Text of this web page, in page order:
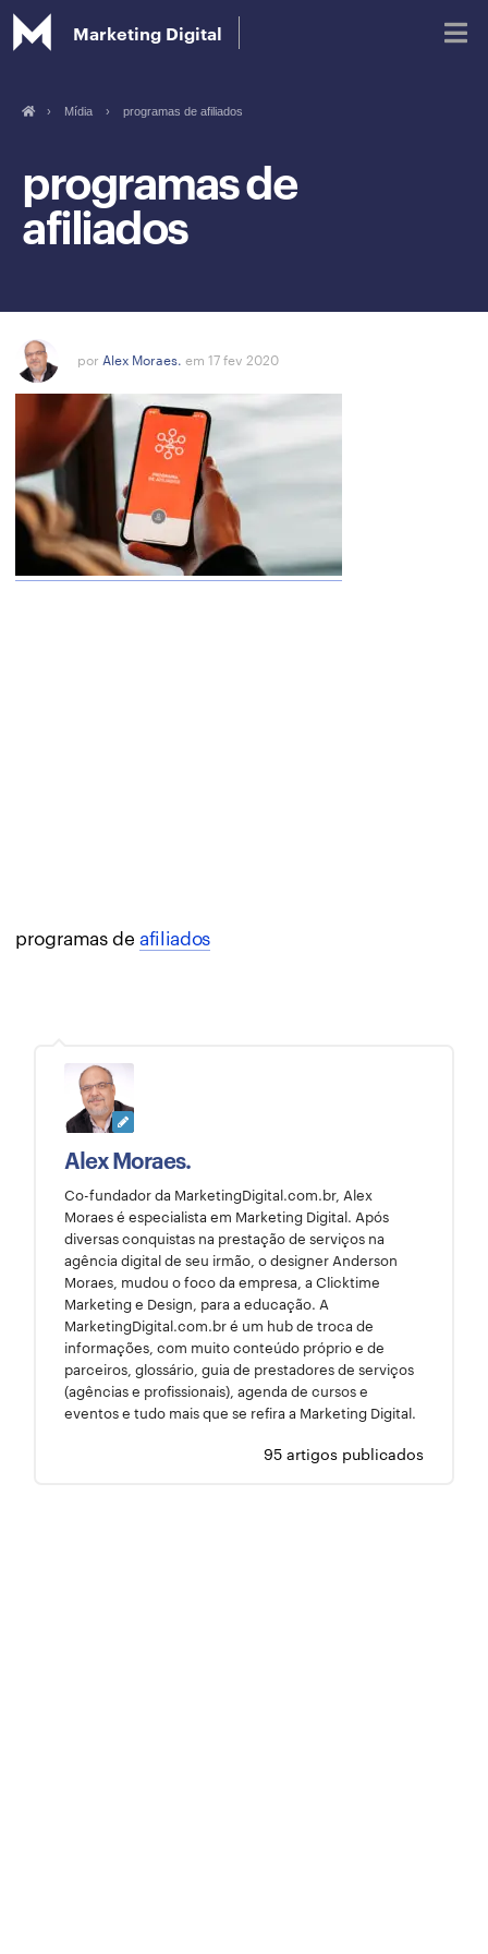
Marketing Digital
Glossário de Marketing Digital
› Mídia › programas de afiliados
programas de
afiliados
por Alex Moraes. em 17 fev 2020
programas deafiliados
Alex Moraes.
Co-fundador da MarketingDigital.com.br, Alex
Moraes é especialista em Marketing Digital. Após
diversas conquistas na prestação de serviços na
agência digital de seu irmão, o designer Anderson
Moraes, mudou o foco da empresa, a Clicktime
Marketing e Design, para a educação. A
MarketingDigital.com.br é um hub de troca de
informações, com muito conteúdo próprio e de
parceiros, glossário, guia de prestadores de serviços
(agências e profissionais), agenda de cursos e
eventos e tudo mais que se refira a Marketing Digital.
95 artigos publicados